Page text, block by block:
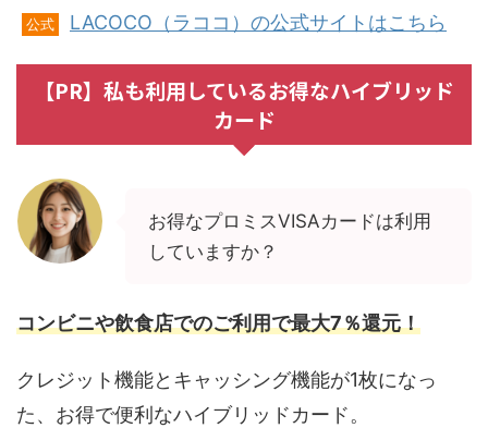
公式 LACOCO（ラココ）の公式サイトはこちら
【PR】私も利用しているお得なハイブリッド
カード
お得なプロミスVISAカードは利用
していますか？
コンビニや飲食店でのご利用で最大7％還元！
クレジット機能とキャッシング機能が1枚になっ
た、お得で便利なハイブリッドカード。